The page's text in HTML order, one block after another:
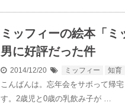
ミッフィーの絵本「
男に好評だった件
2014/12/20 ミッフィー 知育
こんばんは。忘年会をサボって帰
す。2歳児と0歳の乳飲み子が …